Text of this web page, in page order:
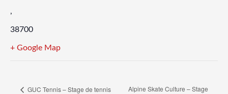
,
38700
+ Google Map
GUC Tennis – Stage de tennis
Alpine Skate Culture – Stage